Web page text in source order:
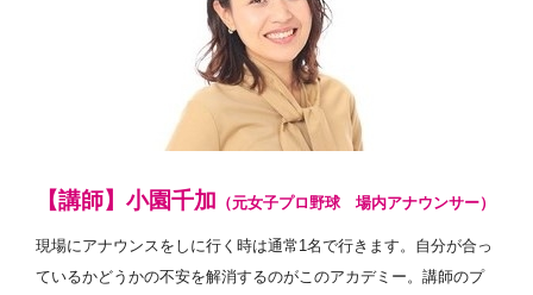
【講師】小園千加 （元女子プロ野球 場内アナウンサー）
現場にアナウンスをしに行く時は通常1名で行きます。自分が合っ
ているかどうかの不安を解消するのがこのアカデミー。講師のプ